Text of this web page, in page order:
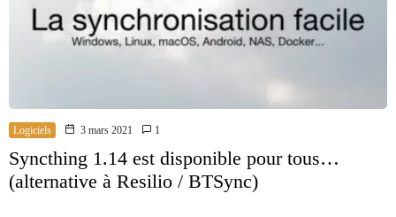
Logiciels 3 mars 2021 1
Syncthing 1.14 est disponible pour tous…
(alternative à Resilio / BTSync)